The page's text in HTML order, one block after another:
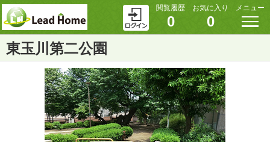
閲覧履歴
0
お気に入り
0
メニュー
東玉川第二公園